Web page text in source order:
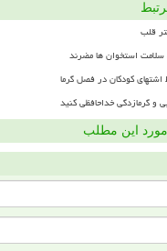
قلب
استخوان ها مضرند
کودکان در فصل گرما
و گرمازدگی خداحافظی کنید
مورد این مطلب